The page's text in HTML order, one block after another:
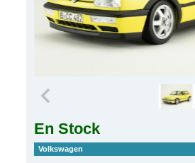
En Stock
Volkswagen